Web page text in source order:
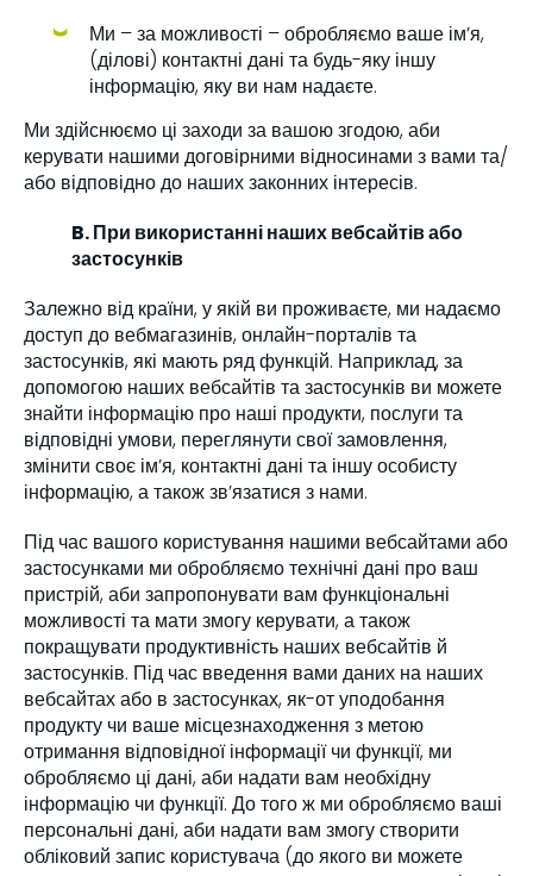
Ми – за можливості – обробляємо ваше ім’я,
(ділові) контактні дані та будь-яку іншу
інформацію, яку ви нам надаєте.
Ми здійснюємо ці заходи за вашою згодою, аби
керувати нашими договірними відносинами з вами та/
або відповідно до наших законних інтересів.
B. При використанні наших вебсайтів або
застосунків
Залежно від країни, у якій ви проживаєте, ми надаємо
доступ до вебмагазинів, онлайн-порталів та
застосунків, які мають ряд функцій. Наприклад, за
допомогою наших вебсайтів та застосунків ви можете
знайти інформацію про наші продукти, послуги та
відповідні умови, переглянути свої замовлення,
змінити своє ім’я, контактні дані та іншу особисту
інформацію, а також зв’язатися з нами.
Під час вашого користування нашими вебсайтами або
застосунками ми обробляємо технічні дані про ваш
пристрій, аби запропонувати вам функціональні
можливості та мати змогу керувати, а також
покращувати продуктивність наших вебсайтів й
застосунків. Під час введення вами даних на наших
вебсайтах або в застосунках, як-от уподобання
продукту чи ваше місцезнаходження з метою
отримання відповідної інформації чи функції, ми
обробляємо ці дані, аби надати вам необхідну
інформацію чи функції. До того ж ми обробляємо ваші
персональні дані, аби надати вам змогу створити
обліковий запис користувача (до якого ви можете